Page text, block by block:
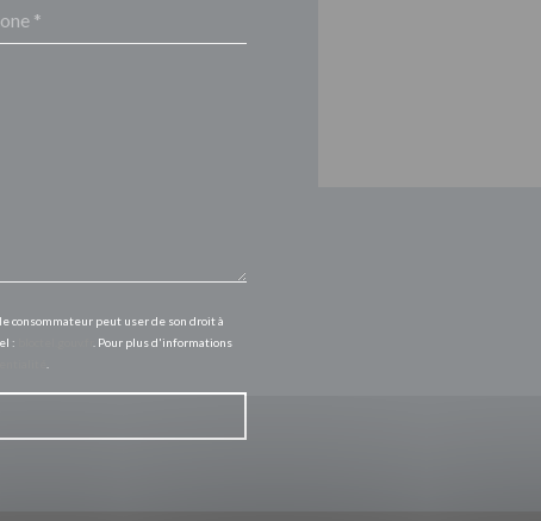
consommateur peut user de son droit à
:
. Pour plus d'informations